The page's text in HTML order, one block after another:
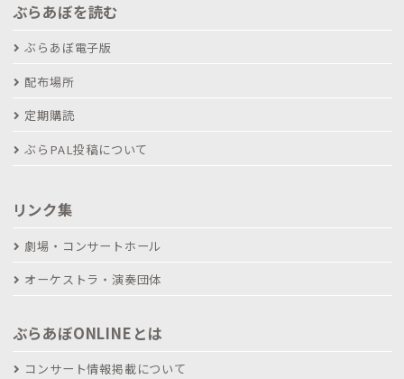
ぶらあぼを読む
ぶらあぼ電子版
配布場所
定期購読
ぶらPAL投稿について
リンク集
劇場・コンサートホール
オーケストラ・演奏団体
ぶらあぼONLINEとは
コンサート情報掲載について